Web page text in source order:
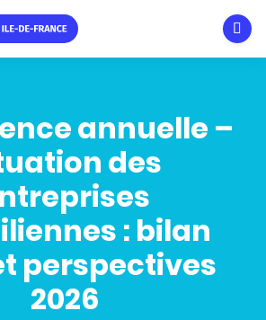
annuelle –
des
: bilan
perspectives
2026